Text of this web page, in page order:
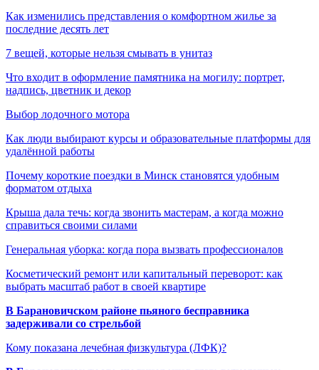
Как изменились представления о комфортном жилье за
последние десять лет
7 вещей, которые нельзя смывать в унитаз
Что входит в оформление памятника на могилу: портрет,
надпись, цветник и декор
Выбор лодочного мотора
Как люди выбирают курсы и образовательные платформы для
удалённой работы
Почему короткие поездки в Минск становятся удобным
форматом отдыха
Крыша дала течь: когда звонить мастерам, а когда можно
справиться своими силами
Генеральная уборка: когда пора вызвать профессионалов
Косметический ремонт или капитальный переворот: как
выбрать масштаб работ в своей квартире
В Барановичском районе пьяного бесправника
задерживали со стрельбой
Кому показана лечебная физкультура (ЛФК)?